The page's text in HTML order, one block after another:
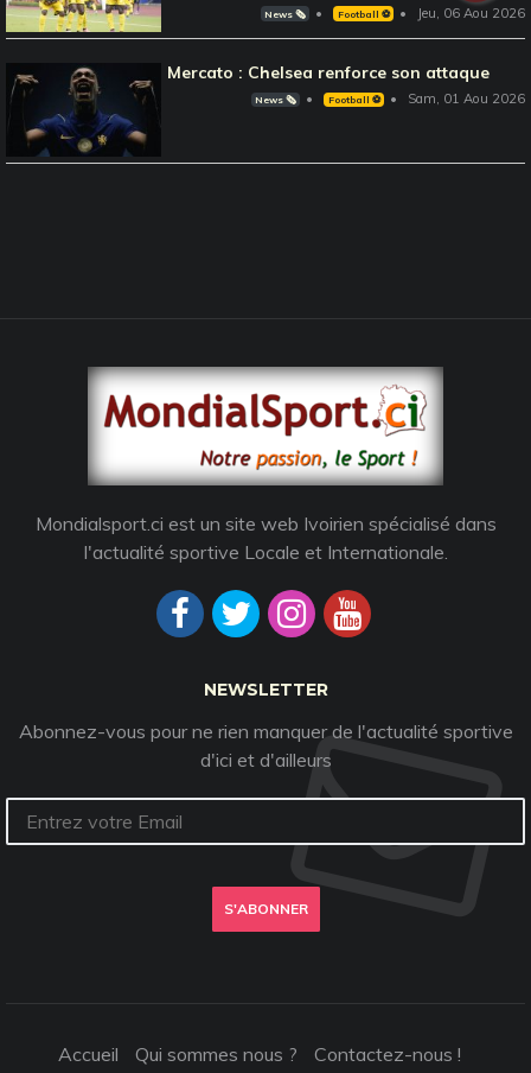
News 🗞️ Football ⚽️ Jeu, 06 Aou 2026
Mercato : Chelsea renforce son attaque
News 🗞️ Football ⚽️ Sam, 01 Aou 2026
Mondialsport.ci est un site web Ivoirien spécialisé dans
l'actualité sportive Locale et Internationale.
NEWSLETTER
Abonnez-vous pour ne rien manquer de l'actualité sportive
d'ici et d'ailleurs
S'ABONNER
Accueil Qui sommes nous ? Contactez-nous !